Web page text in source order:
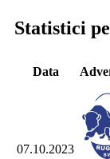
Statistici
Data
07.10.2023